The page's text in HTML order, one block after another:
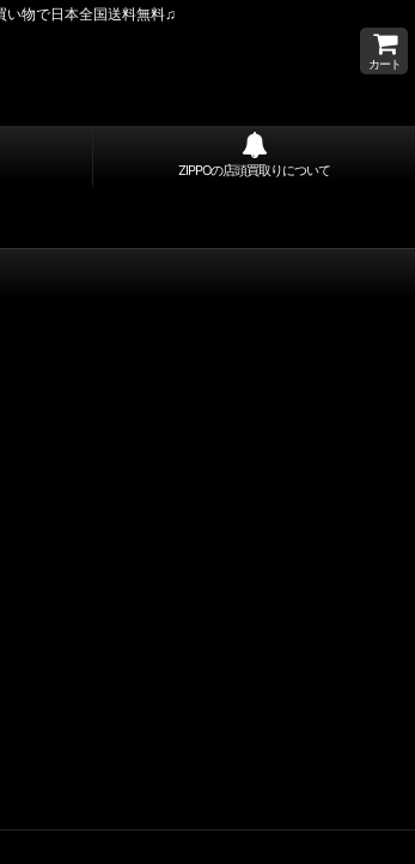
い物で日本全国送料無料♫
カート
ZIPPOの店頭買取りについて